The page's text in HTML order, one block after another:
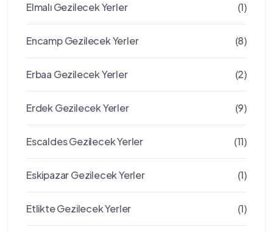
Elmalı Gezilecek Yerler (1)
Encamp Gezilecek Yerler (8)
Erbaa Gezilecek Yerler (2)
Erdek Gezilecek Yerler (9)
Escaldes Gezilecek Yerler (11)
Eskipazar Gezilecek Yerler (1)
Etlikte Gezilecek Yerler (1)